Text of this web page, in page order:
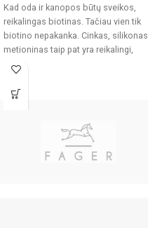
Kad oda ir kanopos būtų sveikos,
reikalingas biotinas. Tačiau vien tik
biotino nepakanka. Cinkas, silikonas,
metioninas taip pat yra reikalingi,